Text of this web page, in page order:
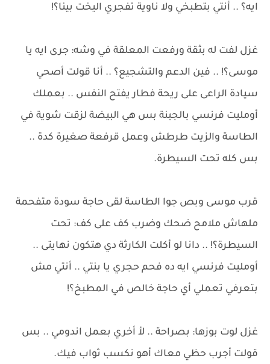
ايه؟ .. أنتي بتطبخي ولا ناوية تفجري اليخت بينا؟!
غزل لفت له بثقة ورفعت المعلقة في وشه: جرى ايه يا
موسى؟! .. فين الدعم والتشجيع؟ .. أنا قولت أصحي
سيادة الراعى على ريحة فطار يفتح النفس .. بعملك
أومليت فرنسي بالجبنة بس هي البيضة لزقت شوية في
الطاسة والزيت طرطش وعمل قرفعة صغيرة كدة ..
بس كله تحت السيطرة.
قرب موسى وبص جوا الطاسة لقى حاجة سودة متفحمة
ملهاش ملامح ضحك وضرب كف على كف: تحت
السيطرة؟! .. دانا لو أكلت الكارثة دي هتكون نهايتى ..
أومليت فرنسي ايه ده فحم حجري يا بنتي .. أنتي مش
بتعرفي تعملي أي حاجة خالص في المطبخ؟!
غزل لوت بوزها: بصراحة .. لأ أخري بعمل اندومي .. بس
قولت أجرب حظي معاك أهو نكسب ثواب فيك.